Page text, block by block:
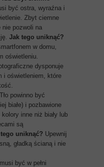
być ostra, wyraźna i
Zbyt ciemne
nie pozwoli na
Jak tego uniknąć?
w domu,
oświetleniu.
dysponuje
i oświetleniem, które
Tło powinno być
białe) i pozbawione
inne niż biały lub
są
uniknąć? Upewnij
gładką ścianą i nie
być w pełni